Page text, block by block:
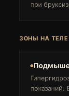
при
ЗОНЫ НА
показаний.